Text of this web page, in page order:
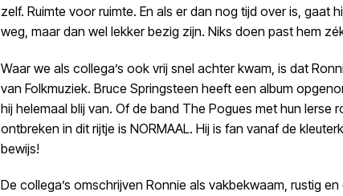
zelf. Ruimte voor ruimte. En als er dan nog tijd over is, gaat
weg, maar dan wel lekker bezig zijn. Niks doen past hem
Waar we als collega’s ook vrij snel achter kwam, is dat
van Folkmuziek. Bruce Springsteen heeft een album
hij helemaal blij van. Of de band The Pogues met hun Ierse
ontbreken in dit rijtje is NORMAAL. Hij is fan vanaf de
bewijs!
De collega’s omschrijven Ronnie als vakbekwaam, rustig